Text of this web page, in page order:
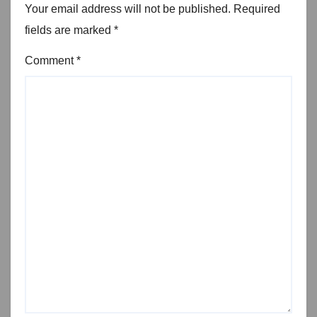
Your email address will not be published. Required
fields are marked *
Comment*